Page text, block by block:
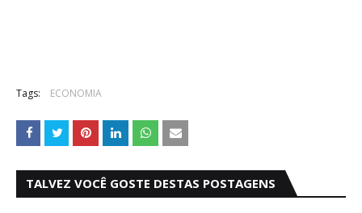
Tags: ECONOMIA
TALVEZ VOCÊ GOSTE DESTAS POSTAGENS